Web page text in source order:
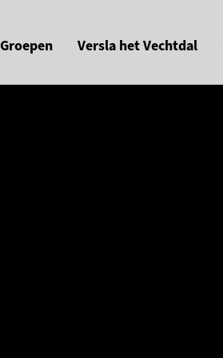
Groepen Versla het Vechtdal